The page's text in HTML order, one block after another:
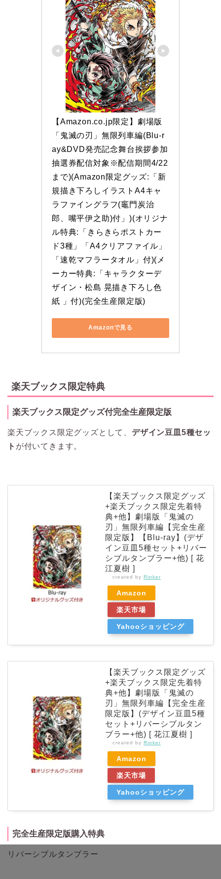
【Amazon.co.jp限定】劇場版
「鬼滅の刃」無限列車編(Blu-r
ay&DVD発売記念舞台挨拶参加
抽選券配信対象※配信期間4/22
まで)(Amazon限定グッズ:「新
規描き下ろしイラストA4キャ
ラファイングラフ(竈門炭治
郎、嘴平伊之助)付」)(オリジナ
ル特典:「きらきらポストカー
ド3種」「A4クリアファイル」
「速乾マフラータオル」付)(メ
ーカー特典:「キャラクターデ
ザイン・松島 晃描き下ろし色
紙 」付)(完全生産限定版)
Amazonで見る
楽天ブックス限定特典
楽天ブックス限定グッズ付完全生産限定版
楽天ブックス限定グッズとして、 デザイン豆皿5種セッ
ト が付いてきます。
【楽天ブックス限定グッズ
+楽天ブックス限定先着特
典+他】劇場版「鬼滅の
刃」無限列車編【完全生産
限定版】【Blu-ray】(デザ
イン豆皿5種セット+リバー
シブルタンブラー+他) [ 花
江夏樹 ]
created by Rinker
Amazon
楽天市場
Yahooショッピング
【楽天ブックス限定グッズ
+楽天ブックス限定先着特
典+他】劇場版「鬼滅の
刃」無限列車編【完全生産
限定版】(デザイン豆皿5種
セット+リバーシブルタン
ブラー+他) [ 花江夏樹 ]
created by Rinker
Amazon
楽天市場
Yahooショッピング
完全生産限定版購入特典
リバーシブルタンブラー